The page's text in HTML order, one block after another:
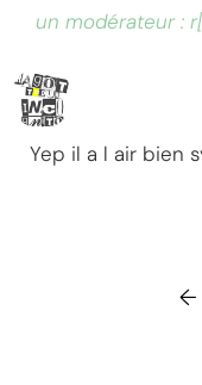
un modérateur :
Yep il a l air bien
←